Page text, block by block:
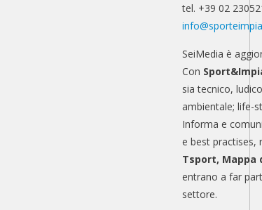
tel. +39 02
SeiMedia è
Con
sia tecnico,
ambientale; life-
Informa e
e best practises,
Tsport, Mappa
entrano a far
settore.